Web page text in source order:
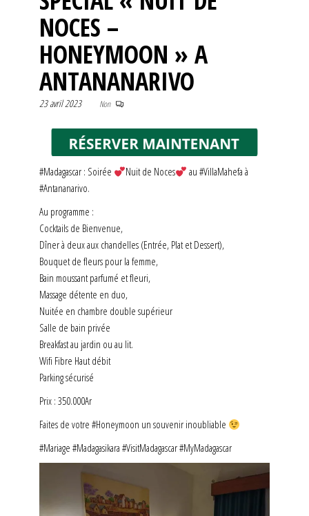
NOCES –
HONEYMOON » A
ANTANANARIVO
23 avril 2023 Non
#Madagascar : Soirée Nuit de Noces
au #VillaMahefa à
#Antananarivo.
Au programme :
Cocktails de Bienvenue,
Dîner à deux aux chandelles (Entrée, Plat et Dessert),
Bouquet de fleurs pour la femme,
Bain moussant parfumé et fleuri,
Massage détente en duo,
Nuitée en chambre double supérieur
Salle de bain privée
Breakfast au jardin ou au lit.
Wifi Fibre Haut débit
Parking sécurisé
Prix : 350.000Ar
Faites de votre #Honeymoon un souvenir inoubliable
#Mariage #Madagasikara #VisitMadagascar #MyMadagascar